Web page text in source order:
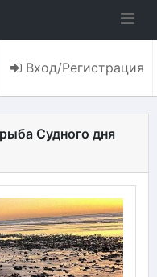
Вход/Регистрация
Судного дня